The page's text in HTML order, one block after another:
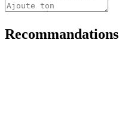
Recommandations